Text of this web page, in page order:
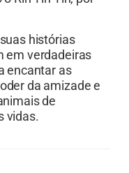
histórias
em verdadeiras
encantar as
da amizade e
de
vidas.